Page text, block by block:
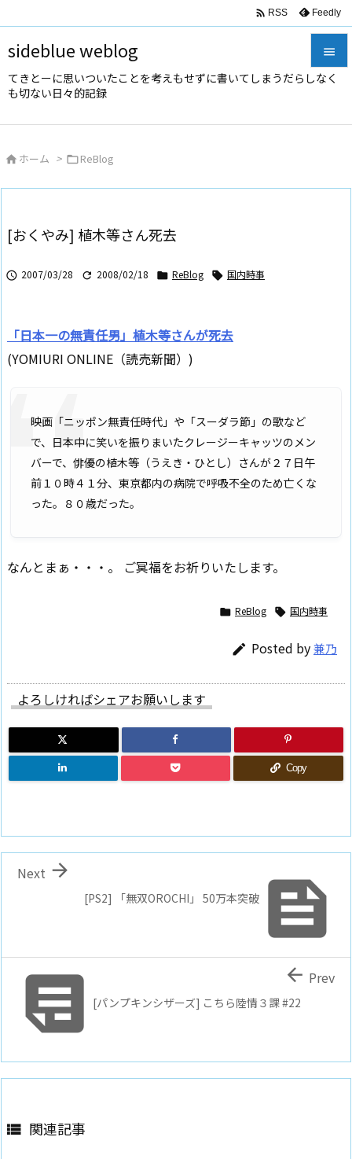
sideblue weblog
てきとーに思いついたことを考えもせずに書いてしまうだらしなく
も切ない日々的記録



 RSS Feedly
 ホーム > ReBlog
[おくやみ] 植木等さん死去
 2007/03/28  2008/02/18  ReBlog  国内時事
「日本一の無責任男」植木等さんが死去
(YOMIURI ONLINE（読売新聞）)
映画「ニッポン無責任時代」や「スーダラ節」の歌など
で、日本中に笑いを振りまいたクレージーキャッツのメン
バーで、俳優の植木等（うえき・ひとし）さんが２７日午
前１０時４１分、東京都内の病院で呼吸不全のため亡くな
った。８０歳だった。
なんとまぁ・・・。 ご冥福をお祈りいたします。
 ReBlog  国内時事
 Posted by兼乃
よろしければシェアお願いします
Copy

[PS2] 「無双OROCHI」 50万本突破

Next
[パンプキンシザーズ] こちら陸情３課 #22
 Prev
 関連記事